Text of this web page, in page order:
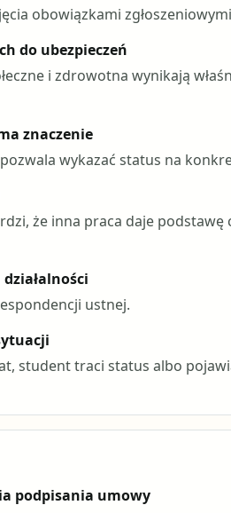
obowiązkami
do ubezpieczeń
i zdrowotna wynikają
znaczenie
wykazać status na
że inna praca daje podstawę
ustnej.
student traci status albo
podpisania umowy